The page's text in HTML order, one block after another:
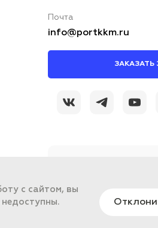
Почта
info@portkkm.ru
ЗАКАЗАТЬ
контент PORT -
с сайтом, вы
недоступны.